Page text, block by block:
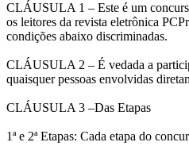
CLÁUSULA 1 – Este é um
os leitores da revista eletrônica
condições abaixo discriminadas.
CLÁUSULA 2 – É vedada a
quaisquer pessoas envolvidas
CLÁUSULA 3 –Das Etapas
1ª e 2ª Etapas: Cada etapa do